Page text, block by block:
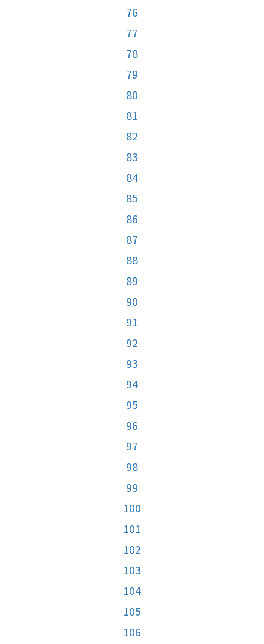
76
77
78
79
80
81
82
83
84
85
86
87
88
89
90
91
92
93
94
95
96
97
98
99
100
101
102
103
104
105
106